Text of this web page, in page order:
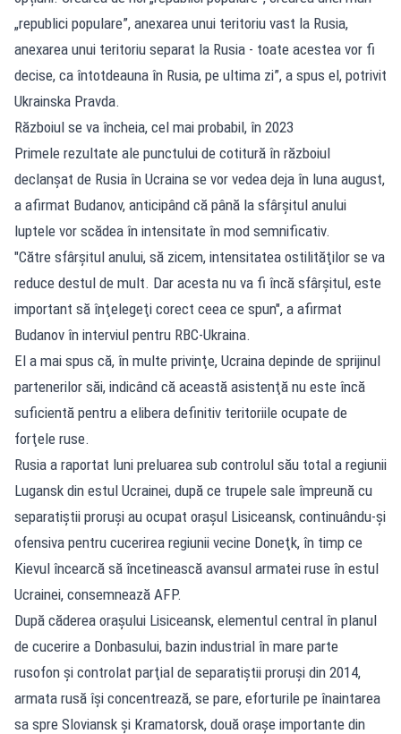
„republici populare”, anexarea unui teritoriu vast la Rusia,
anexarea unui teritoriu separat la Rusia - toate acestea vor fi
decise, ca întotdeauna în Rusia, pe ultima zi”, a spus el, potrivit
Ukrainska Pravda.
Războiul se va încheia, cel mai probabil, în 2023
Primele rezultate ale punctului de cotitură în războiul
declanşat de Rusia în Ucraina se vor vedea deja în luna august,
a afirmat Budanov, anticipând că până la sfârşitul anului
luptele vor scădea în intensitate în mod semnificativ.
"Către sfârşitul anului, să zicem, intensitatea ostilităţilor se va
reduce destul de mult. Dar acesta nu va fi încă sfârşitul, este
important să înţelegeţi corect ceea ce spun", a afirmat
Budanov în interviul pentru RBC-Ukraina.
El a mai spus că, în multe privinţe, Ucraina depinde de sprijinul
partenerilor săi, indicând că această asistenţă nu este încă
suficientă pentru a elibera definitiv teritoriile ocupate de
forţele ruse.
Rusia a raportat luni preluarea sub controlul său total a regiunii
Lugansk din estul Ucrainei, după ce trupele sale împreună cu
separatiştii proruşi au ocupat oraşul Lisiceansk, continuându-şi
ofensiva pentru cucerirea regiunii vecine Doneţk, în timp ce
Kievul încearcă să încetinească avansul armatei ruse în estul
Ucrainei, consemnează AFP.
După căderea oraşului Lisiceansk, elementul central în planul
de cucerire a Donbasului, bazin industrial în mare parte
rusofon şi controlat parţial de separatiştii proruşi din 2014,
armata rusă îşi concentrează, se pare, eforturile pe înaintarea
sa spre Sloviansk şi Kramatorsk, două oraşe importante din